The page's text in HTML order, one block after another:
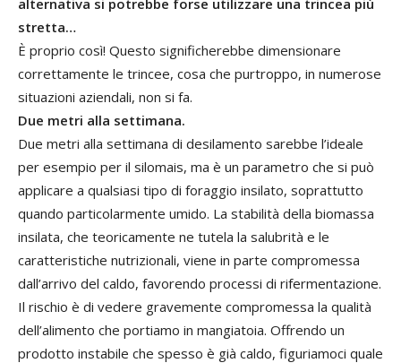
stretta…
È proprio così! Questo significherebbe dimensionare
correttamente le trincee, cosa che purtroppo, in numerose
situazioni aziendali, non si fa.
Due metri alla settimana.
Due metri alla settimana di desilamento sarebbe l’ideale
per esempio per il silomais, ma è un parametro che si può
applicare a qualsiasi tipo di foraggio insilato, soprattutto
quando particolarmente umido. La stabilità della biomassa
insilata, che teoricamente ne tutela la salubrità e le
caratteristiche nutrizionali, viene in parte compromessa
dall’arrivo del caldo, favorendo processi di rifermentazione.
Il rischio è di vedere gravemente compromessa la qualità
dell’alimento che portiamo in mangiatoia. Offrendo un
prodotto instabile che spesso è già caldo, figuriamoci quale